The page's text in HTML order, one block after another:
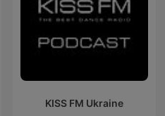
KISS FM Ukraine